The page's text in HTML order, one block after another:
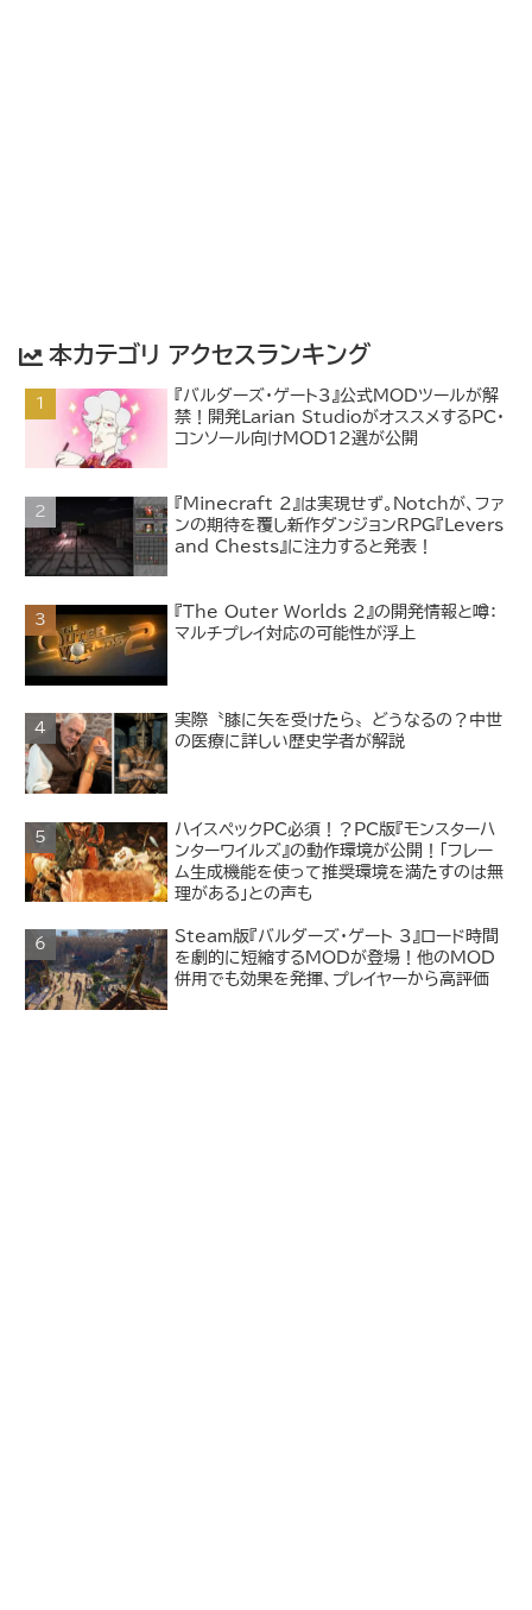
本カテゴリ アクセスランキング
『バルダーズ・ゲート3』公式MODツールが解
禁！開発Larian StudioがオススメするPC・
コンソール向けMOD12選が公開
『Minecraft 2』は実現せず。Notchが、ファ
ンの期待を覆し新作ダンジョンRPG『Levers
and Chests』に注力すると発表！
『The Outer Worlds 2』の開発情報と噂：
マルチプレイ対応の可能性が浮上
実際〝膝に矢を受けたら〟どうなるの？中世
の医療に詳しい歴史学者が解説
ハイスペックPC必須！？PC版『モンスターハ
ンターワイルズ』の動作環境が公開！「フレー
ム生成機能を使って推奨環境を満たすのは無
理がある」との声も
Steam版『バルダーズ・ゲート 3』ロード時間
を劇的に短縮するMODが登場！他のMOD
併用でも効果を発揮、プレイヤーから高評価